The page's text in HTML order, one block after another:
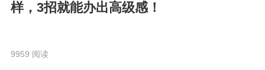
样，3招就能办出高级感！
9959 阅读